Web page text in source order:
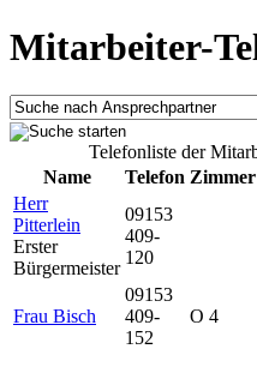
Mitarbeiter-
Telefonliste der
Name
Telefon Zimmer
Herr
Pitterlein
Erster
Bürgermeister
09153
409-
120
Frau Bisch
09153
409-
152
O 4